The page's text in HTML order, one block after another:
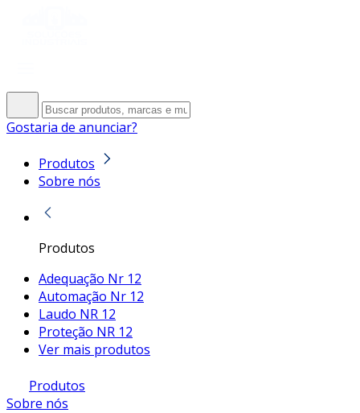
Gostaria de anunciar?
Produtos
Sobre nós
Produtos
Adequação Nr 12
Automação Nr 12
Laudo NR 12
Proteção NR 12
Ver mais produtos
Produtos
Sobre nós